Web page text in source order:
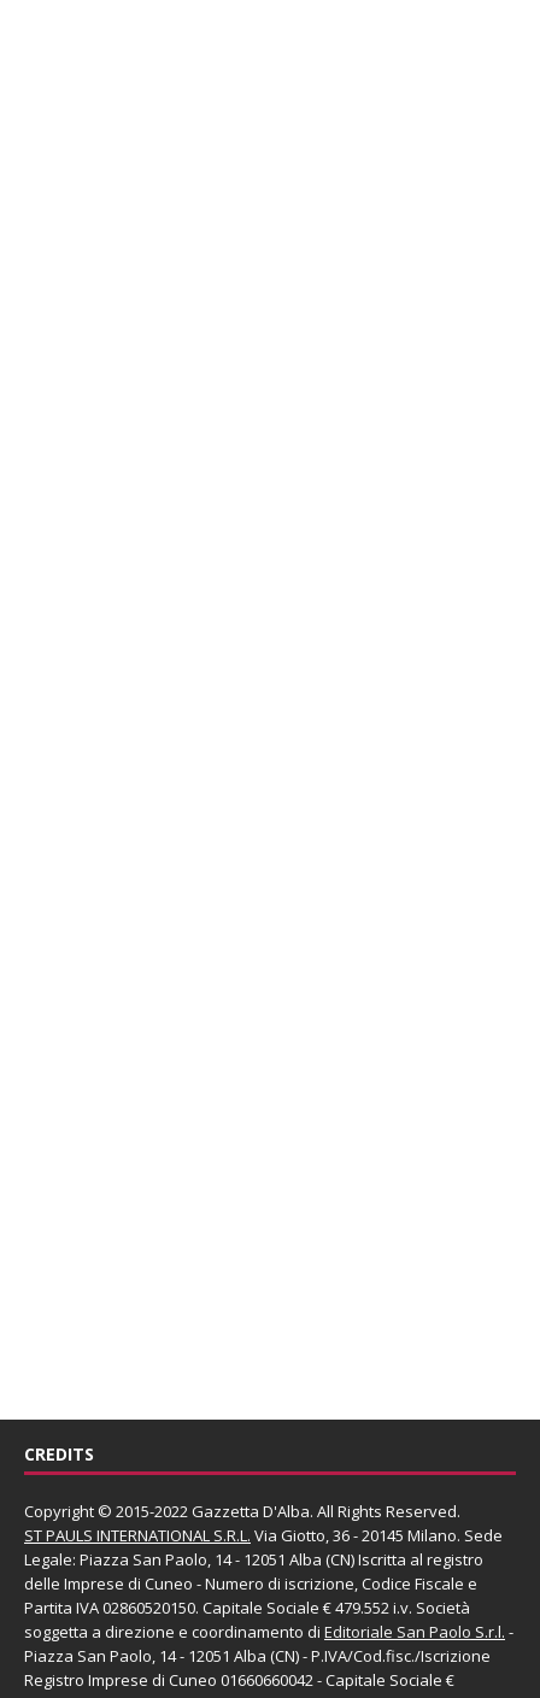
CREDITS
Copyright © 2015-2022 Gazzetta D'Alba. All Rights Reserved.
ST PAULS INTERNATIONAL S.R.L. Via Giotto, 36 - 20145 Milano. Sede
Legale: Piazza San Paolo, 14 - 12051 Alba (CN) Iscritta al registro
delle Imprese di Cuneo - Numero di iscrizione, Codice Fiscale e
Partita IVA 02860520150. Capitale Sociale € 479.552 i.v. Società
soggetta a direzione e coordinamento di Editoriale San Paolo S.r.l. -
Piazza San Paolo, 14 - 12051 Alba (CN) - P.IVA/Cod.fisc./Iscrizione
Registro Imprese di Cuneo 01660660042 - Capitale Sociale €